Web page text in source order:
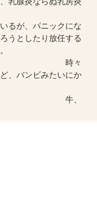
るが、パニックにな
うとしたり放任する
々
、バンビみたいにか
、
。